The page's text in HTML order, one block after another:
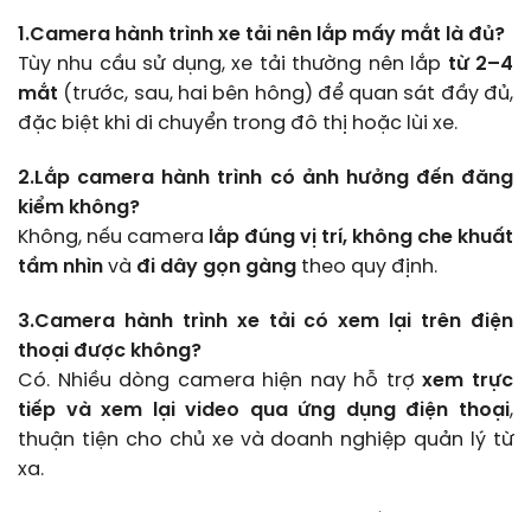
1.Camera hành trình xe tải nên lắp mấy mắt là đủ?
Tùy nhu cầu sử dụng, xe tải thường nên lắp từ 2–4
mắt (trước, sau, hai bên hông) để quan sát đầy đủ,
đặc biệt khi di chuyển trong đô thị hoặc lùi xe.
2.Lắp camera hành trình có ảnh hưởng đến đăng
kiểm không?
Không, nếu camera lắp đúng vị trí, không che khuất
tầm nhìn và đi dây gọn gàng theo quy định.
3.Camera hành trình xe tải có xem lại trên điện
thoại được không?
Có. Nhiều dòng camera hiện nay hỗ trợxem trực
tiếp và xem lại video qua ứng dụng điện thoại,
thuận tiện cho chủ xe và doanh nghiệp quản lý từ
xa.